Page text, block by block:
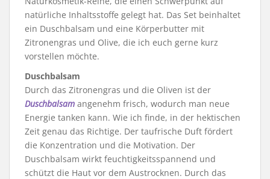
natürliche Inhaltsstoffe gelegt hat. Das Set beinhaltet
ein Duschbalsam und eine Körperbutter mit
Zitronengras und Olive, die ich euch gerne kurz
vorstellen möchte.
Duschbalsam
Durch das Zitronengras und die Oliven ist der
Duschbalsam angenehm frisch, wodurch man neue
Energie tanken kann. Wie ich finde, in der hektischen
Zeit genau das Richtige. Der taufrische Duft fördert
die Konzentration und die Motivation. Der
Duschbalsam wirkt feuchtigkeitsspannend und
schützt die Haut vor dem Austrocknen. Durch das